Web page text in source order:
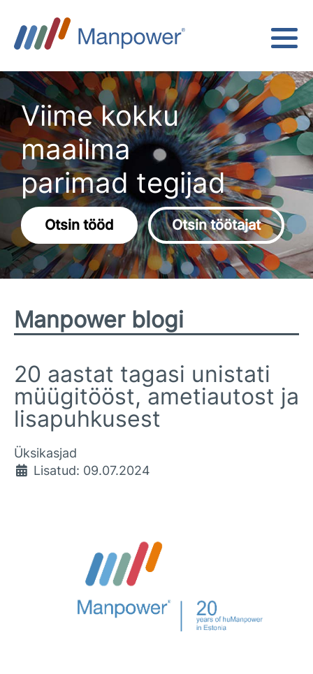
Viime kokku
maailma
parimad tegijad
Otsin tööd Otsin töötajat
Manpower blogi
20 aastat tagasi unistati
müügitööst, ametiautost ja
lisapuhkusest
Üksikasjad
Lisatud: 09.07.2024